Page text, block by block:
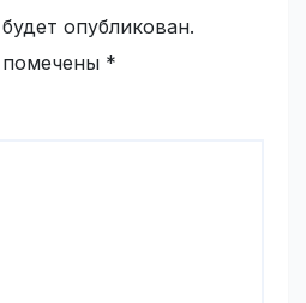
опубликован.
помечены *